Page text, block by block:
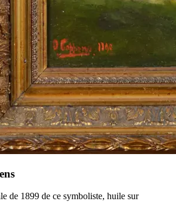
de 1899 de ce symboliste, huile sur